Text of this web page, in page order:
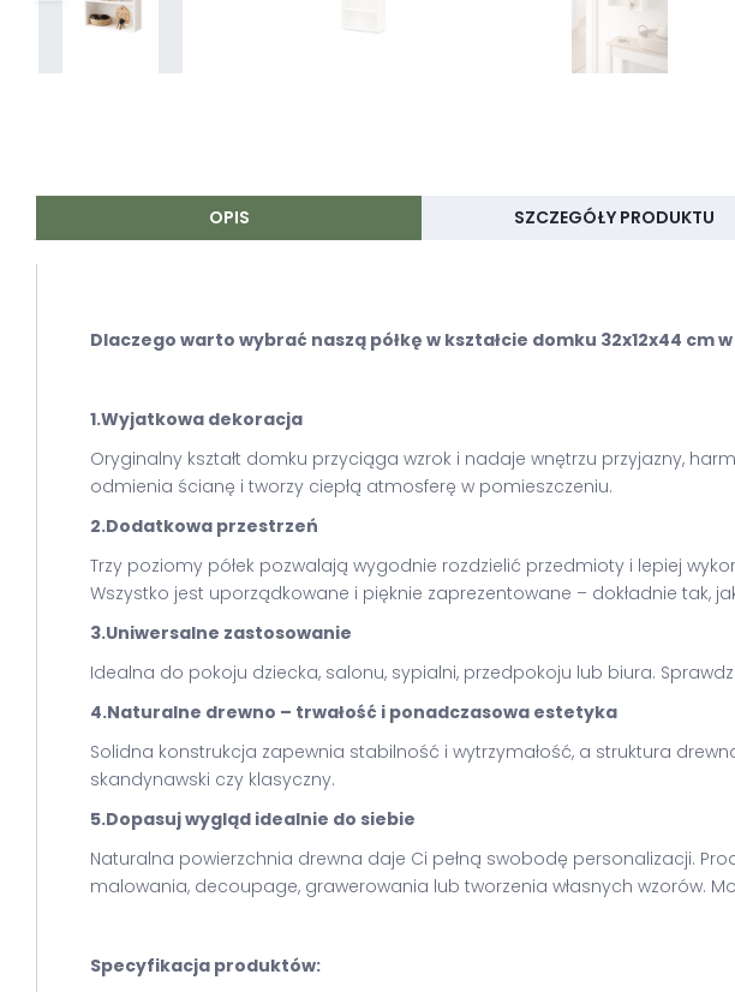
OPIS SZCZEGÓŁY PRODUKTU
Dlaczego warto wybrać naszą półkę w kształcie domku 32x12x44 cm
1.Wyjatkowa dekoracja
Oryginalny kształt domku przyciąga wzrok i nadaje wnętrzu przyjazny,
odmienia ścianę i tworzy ciepłą atmosferę w pomieszczeniu.
2.Dodatkowa przestrzeń
Trzy poziomy półek pozwalają wygodnie rozdzielić przedmioty i lepiej
Wszystko jest uporządkowane i pięknie zaprezentowane – dokładnie tak,
3.Uniwersalne zastosowanie
Idealna do pokoju dziecka, salonu, sypialni, przedpokoju lub biura.
4.Naturalne drewno – trwałość i ponadczasowa estetyka
Solidna konstrukcja zapewnia stabilność i wytrzymałość, a struktura
skandynawski czy klasyczny.
5.Dopasuj wygląd idealnie do siebie
Naturalna powierzchnia drewna daje Ci pełną swobodę personalizacji.
malowania, decoupage, grawerowania lub tworzenia własnych wzorów.
Specyfikacja produktów: